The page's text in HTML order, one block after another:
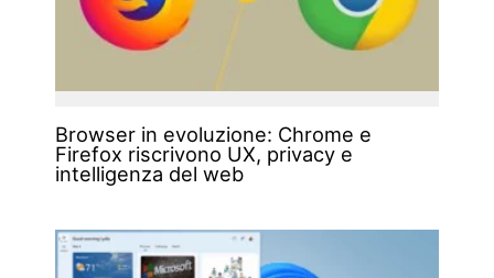
Browser in evoluzione: Chrome e
Firefox riscrivono UX, privacy e
intelligenza del web